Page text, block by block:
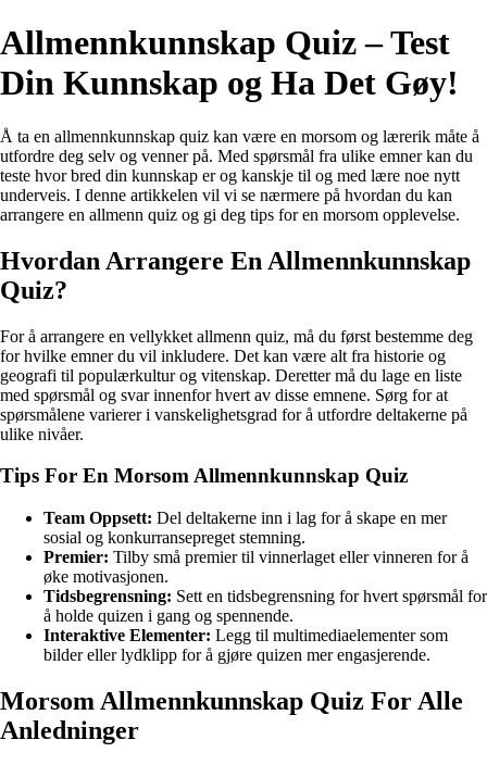
Allmennkunnskap Quiz – Test
Din Kunnskap og Ha Det Gøy!
Å ta en allmennkunnskap quiz kan være en morsom og lærerik måte å
utfordre deg selv og venner på. Med spørsmål fra ulike emner kan du
teste hvor bred din kunnskap er og kanskje til og med lære noe nytt
underveis. I denne artikkelen vil vi se nærmere på hvordan du kan
arrangere en allmenn quiz og gi deg tips for en morsom opplevelse.
Hvordan Arrangere En Allmennkunnskap
Quiz?
For å arrangere en vellykket allmenn quiz, må du først bestemme deg
for hvilke emner du vil inkludere. Det kan være alt fra historie og
geografi til populærkultur og vitenskap. Deretter må du lage en liste
med spørsmål og svar innenfor hvert av disse emnene. Sørg for at
spørsmålene varierer i vanskelighetsgrad for å utfordre deltakerne på
ulike nivåer.
Tips For En Morsom Allmennkunnskap Quiz
Team Oppsett: Del deltakerne inn i lag for å skape en mer
sosial og konkurransepreget stemning.
Premier: Tilby små premier til vinnerlaget eller vinneren for å
øke motivasjonen.
Tidsbegrensning: Sett en tidsbegrensning for hvert spørsmål for
å holde quizen i gang og spennende.
Interaktive Elementer: Legg til multimediaelementer som
bilder eller lydklipp for å gjøre quizen mer engasjerende.
Morsom Allmennkunnskap Quiz For Alle
Anledninger